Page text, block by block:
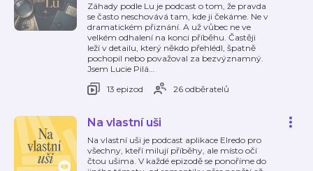
Záhady podle Lu je podcast o tom, že pravda
se často neschovává tam, kde ji čekáme. Ne v
dramatickém přiznání. A už vůbec ne ve
velkém odhalení na konci příběhu. Častěji
leží v detailu, který někdo přehlédl, špatně
pochopil nebo považoval za bezvýznamný.
Jsem Lucie Pilá…
13 epizod
26 odběratelů
Na vlastní uši
Na vlastní uši je podcast aplikace Elredo pro
všechny, kteří milují příběhy, ale místo očí
čtou ušima. V každé epizodě se ponoříme do